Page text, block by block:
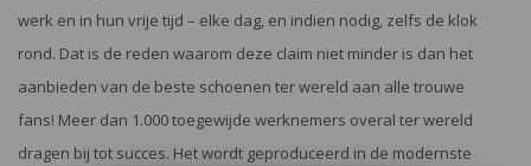
werk en in hun vrije tijd – elke dag, en indien nodig, zelfs de klok
rond. Dat is de reden waarom deze claim niet minder is dan het
aanbieden van de beste schoenen ter wereld aan alle trouwe
fans! Meer dan 1.000 toegewijde werknemers overal ter wereld
dragen bij tot succes. Het wordt geproduceerd in de modernste